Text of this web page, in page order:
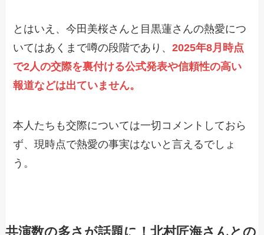
とはいえ、今田美桜さんと目黒蓮さんの熱愛につ
いてはあくまで噂の段階であり、2025年8月時点
で2人の交際を裏付ける公式発表や信頼性の高い
報道などは出ていません。
本人たちも交際については一切コメントしておら
ず、現時点で熱愛の事実はないと言えるでしょ
う。